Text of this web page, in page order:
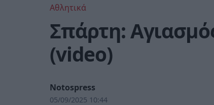
Αθλητικά
Σπάρτη:
(video)
Notospress
05/09/2025 10:44